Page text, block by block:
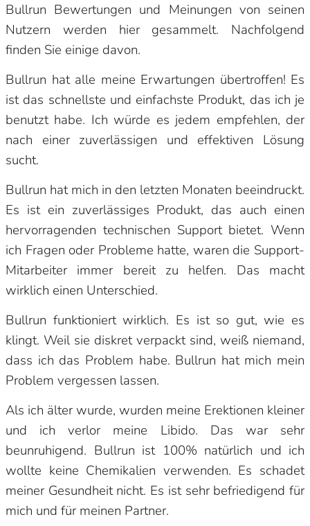
Bullrun Bewertungen und Meinungen von seinen
Nutzern werden hier gesammelt. Nachfolgend
finden Sie einige davon.
Bullrun hat alle meine Erwartungen übertroffen! Es
ist das schnellste und einfachste Produkt, das ich je
benutzt habe. Ich würde es jedem empfehlen, der
nach einer zuverlässigen und effektiven Lösung
sucht.
Bullrun hat mich in den letzten Monaten beeindruckt.
Es ist ein zuverlässiges Produkt, das auch einen
hervorragenden technischen Support bietet. Wenn
ich Fragen oder Probleme hatte, waren die Support-
Mitarbeiter immer bereit zu helfen. Das macht
wirklich einen Unterschied.
Bullrun funktioniert wirklich. Es ist so gut, wie es
klingt. Weil sie diskret verpackt sind, weiß niemand,
dass ich das Problem habe. Bullrun hat mich mein
Problem vergessen lassen.
Als ich älter wurde, wurden meine Erektionen kleiner
und ich verlor meine Libido. Das war sehr
beunruhigend. Bullrun ist 100% natürlich und ich
wollte keine Chemikalien verwenden. Es schadet
meiner Gesundheit nicht. Es ist sehr befriedigend für
mich und für meinen Partner.